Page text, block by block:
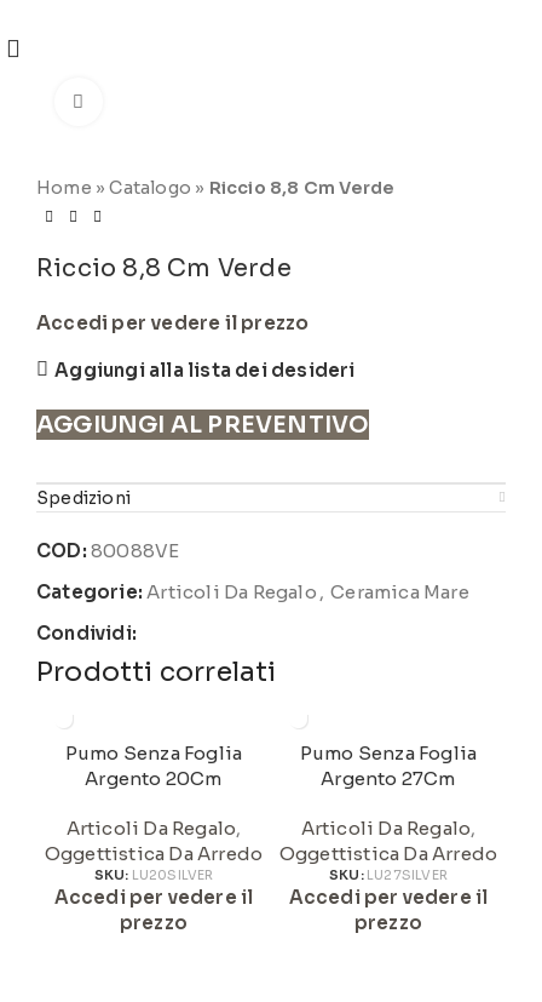
Home »Catalogo » Riccio 8,8 Cm Verde
Riccio 8,8 Cm Verde
Accedi per vedere il prezzo
Aggiungi alla lista dei desideri
AGGIUNGI AL PREVENTIVO
Spedizioni
COD: 80088VE
Categorie: Articoli Da Regalo , Ceramica Mare
Condividi:
Prodotti correlati
Pumo Senza Foglia
Argento 20Cm
Articoli Da Regalo,
Oggettistica Da Arredo
SKU: LU20SILVER
Accedi per vedere il
prezzo
Pumo Senza Foglia
Argento 27Cm
Articoli Da Regalo,
Oggettistica Da Arredo
SKU: LU27SILVER
Accedi per vedere il
prezzo